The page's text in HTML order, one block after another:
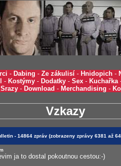
- Dabing - Ze zákulisí - Hnidopich -
- Kostýmy - Dodatky - Sex - Kuchařka
Srazy - Download - Merchandising -
Vzkazy
- 14864 zpráv (zobrazeny zprávy 6381 až
ja to dostal pokoutnou cestou:-)